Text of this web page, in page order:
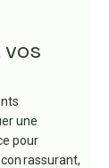
une
pour
rassurant,